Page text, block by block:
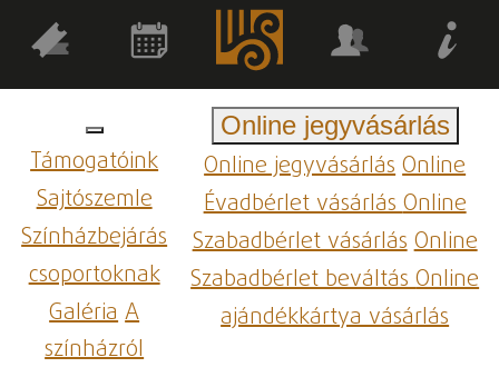
Támogatóink
Sajtószemle
Színházbejárás
csoportoknak
GalériaA
színházról
Online jegyvásárlás
Online jegyvásárlásOnline
Évadbérlet vásárlásOnline
Szabadbérlet vásárlásOnline
Szabadbérlet beváltásOnline
ajándékkártya vásárlás